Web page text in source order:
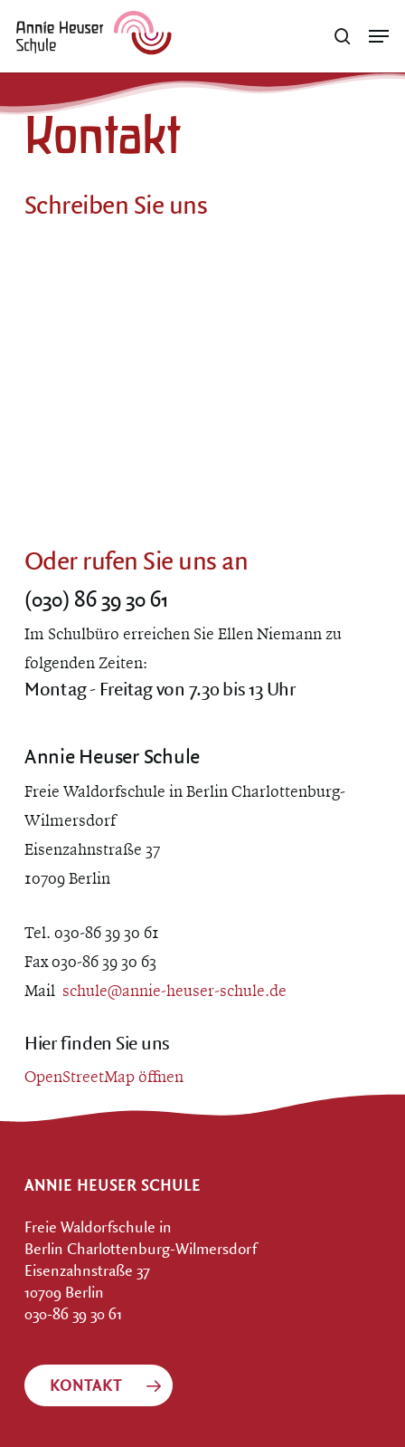
main
content
search
Menu
Kontakt
Schreiben Sie uns
Oder rufen Sie uns an
(030) 86 39 30 61
Im Schulbüro erreichen Sie Ellen Niemann zu
folgenden Zeiten:
Montag - Freitag von 7.30 bis 13 Uhr
Annie Heuser Schule
Freie Waldorfschule in Berlin Charlottenburg-
Wilmersdorf
Eisenzahnstraße 37
10709 Berlin
Tel. 030-86 39 30 61
Fax 030-86 39 30 63
Mail schule@annie-heuser-schule.de
Hier finden Sie uns
OpenStreetMap öffnen
ANNIE HEUSER SCHULE
Freie Waldorfschule in
Berlin Charlottenburg-Wilmersdorf
Eisenzahnstraße 37
10709 Berlin
030-86 39 30 61
KONTAKT